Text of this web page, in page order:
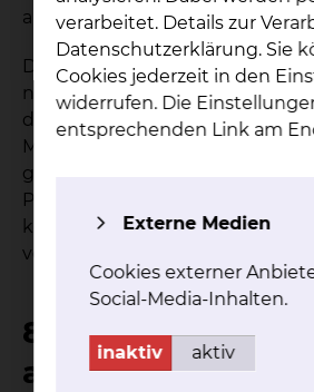
anonyme Daten nicht
Die nicht anonymisierten
nur in der Registerstelle
das Bundesinstitut für
Medizinprodukte darf sie
geschieht in den
Personen, die pseudonymisierte
können, müssen vorher zur
verpflichtet werden.
8. Wer darf
aber keine
verarbeitet. Details zur
Datenschutzerklärung. Sie
Cookies jederzeit in den
widerrufen. Die
entsprechenden Link am
Externe Medien
Cookies externer
Social-Media-Inhalten.
inaktiv aktiv